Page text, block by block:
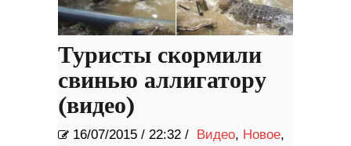
Туристы скормили
свинью аллигатору
(видео)
16/07/2015 / 22:32 / Видео, Новое,